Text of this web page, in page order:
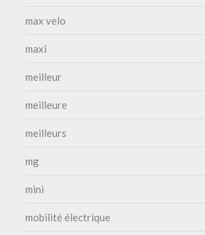
max velo
maxi
meilleur
meilleure
meilleurs
mg
mini
mobilité électrique